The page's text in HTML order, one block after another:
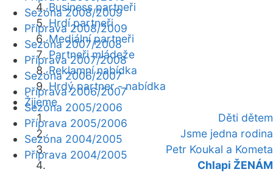
Business partneři
Hrdí partneři
Mediální partneři
Partneři mládeže
Reklamní nabídka
Hrdý partner - nabídka
Žijeme
Děti dětem
Jsme jedna rodina
Petr Koukal a Kometa
Chlapi ŽENÁM
Sezóna 2008/2009
Příprava 2008/2009
Sezóna 2007/2008
Příprava 2007/2008
Sezóna 2006/2007
Příprava 2006/2007
Sezóna 2005/2006
Příprava 2005/2006
Sezóna 2004/2005
Příprava 2004/2005